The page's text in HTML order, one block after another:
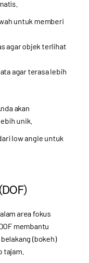
untuk memberi
agar objek terlihat
agar terasa lebih
akan
unik.
low angle untuk
area fokus
membantu
(bokeh)
tajam.